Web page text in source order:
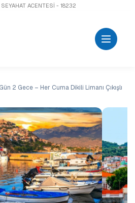
ACENTESİ - 18232
2 Gece – Her Cuma Dikili Limanı Çıkışlı